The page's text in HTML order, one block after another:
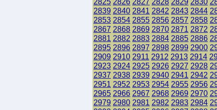
2839 2840 2841 2842 2843 2844
2853 2854 2855 2856 2857 2858
2867 2868 2869 2870 2871 2872
2881 2882 2883 2884 2885 2886
2895 2896 2897 2898 2899 2900
2909 2910 2911 2912 2913 2914
2923 2924 2925 2926 2927 2928
2937 2938 2939 2940 2941 2942
2951 2952 2953 2954 2955 2956
2965 2966 2967 2968 2969 2970
2979 2980 2981 2982 2983 2984